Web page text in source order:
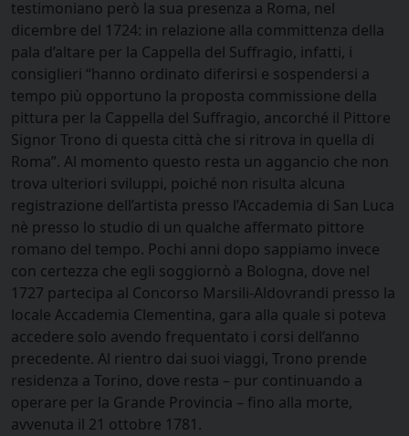
testimoniano però la sua presenza a Roma, nel
dicembre del 1724: in relazione alla committenza della
pala d’altare per la Cappella del Suffragio, infatti, i
consiglieri “hanno ordinato diferirsi e sospendersi a
tempo più opportuno la proposta commissione della
pittura per la Cappella del Suffragio, ancorché il Pittore
Signor Trono di questa città che si ritrova in quella di
Roma”. Al momento questo resta un aggancio che non
trova ulteriori sviluppi, poiché non risulta alcuna
registrazione dell’artista presso l’Accademia di San Luca
nè presso lo studio di un qualche affermato pittore
romano del tempo. Pochi anni dopo sappiamo invece
con certezza che egli soggiornò a Bologna, dove nel
1727 partecipa al Concorso Marsili-Aldovrandi presso la
locale Accademia Clementina, gara alla quale si poteva
accedere solo avendo frequentato i corsi dell’anno
precedente. Al rientro dai suoi viaggi, Trono prende
residenza a Torino, dove resta – pur continuando a
operare per la Grande Provincia – fino alla morte,
avvenuta il 21 ottobre 1781.